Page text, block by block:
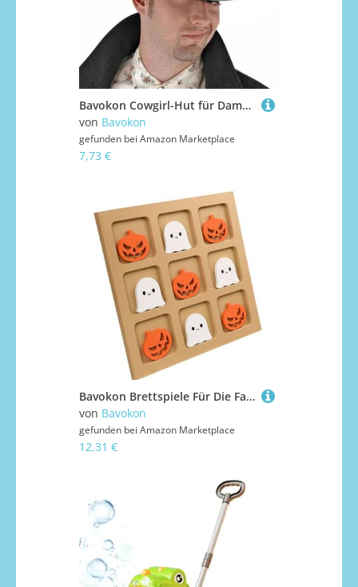
Bavokon Cowgirl-Hut für Damen - Atmungsaktiver Vintage-Western-Cowgirl-Hut | Frauen Cowboy Sonnenhut Cowgirl Sommer Strandhüte formbare breite Krempe, mit Pentagramm
von Bavokon
gefunden bei Amazon Marketplace
7,73 €
Bavokon Brettspiele Für Die Familie, Strategisches Holz XO Schachspiel, Halloween Reiseschach Spielzeug Für Schule Nacht Abendessen Genuss Zu Hause Auto Camping Und Flugzeug
von Bavokon
gefunden bei Amazon Marketplace
12,31 €